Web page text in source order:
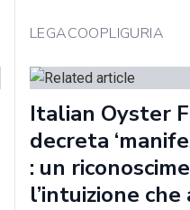
LEGACOOPLIGURIA
Italian Oyster
decreta
: un
l’intuizione